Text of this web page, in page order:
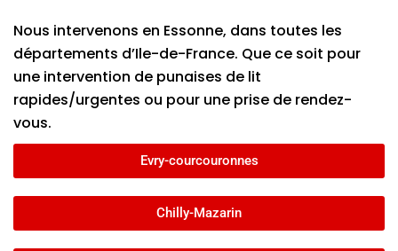
Nous intervenons en Essonne, dans toutes les
départements d’Ile-de-France. Que ce soit pour
une intervention de punaises de lit
rapides/urgentes ou pour une prise de rendez-
vous.
Evry-courcouronnes
Chilly-Mazarin